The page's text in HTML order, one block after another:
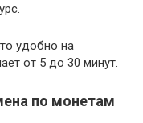
удобно на
от 5 до 30 минут.
по монетам